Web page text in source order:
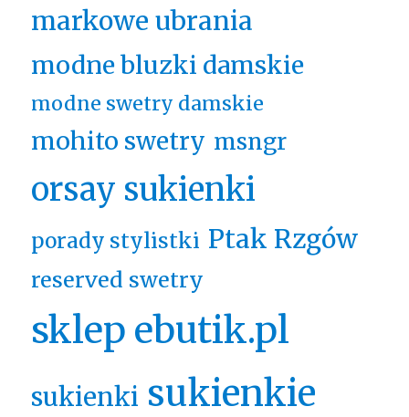
markowe ubrania
modne bluzki damskie
modne swetry damskie
mohito swetry msngr
orsay sukienki
porady stylistki Ptak Rzgów
reserved swetry
sklep ebutik.pl
sukienki sukienkie